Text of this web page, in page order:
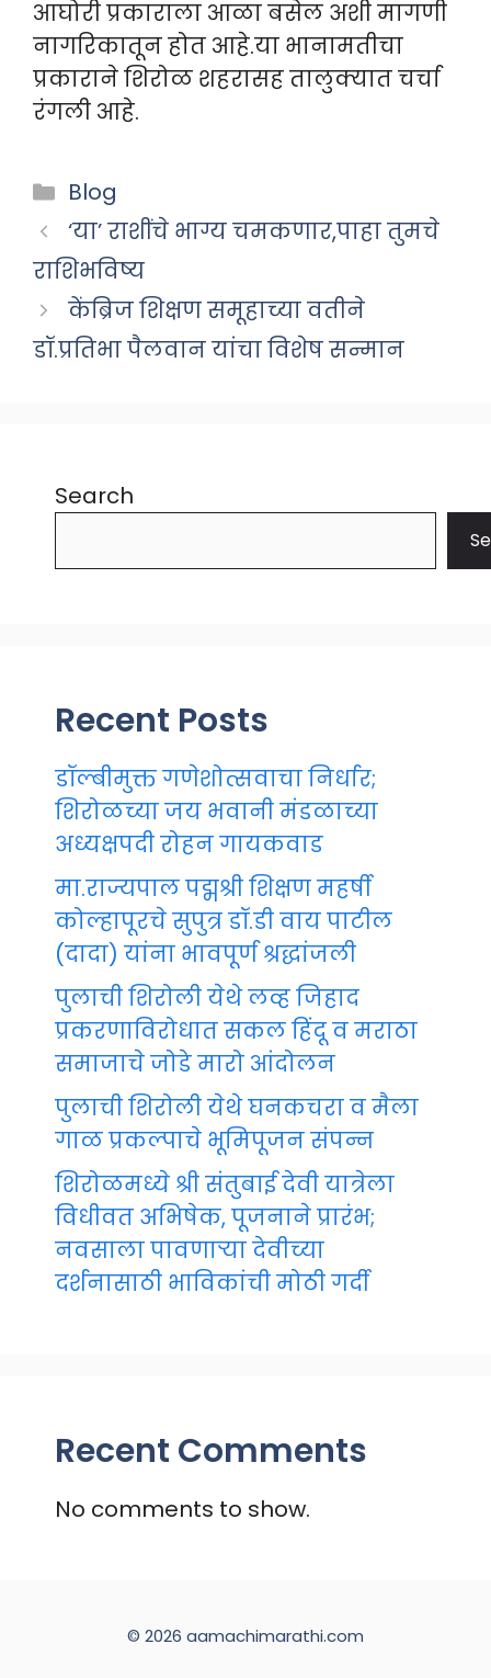
आघोरी प्रकाराला आळा बसेल अशी मागणी
नागरिकातून होत आहे.या भानामतीचा
प्रकाराने शिरोळ शहरासह तालुक्यात चर्चा
रंगली आहे.
Categories
Blog
‘या’ राशींचे भाग्य चमकणार,पाहा तुमचे
राशिभविष्य
केंब्रिज शिक्षण समूहाच्या वतीने
डॉ.प्रतिभा पैलवान यांचा विशेष सन्मान
Search
Recent Posts
डॉल्बीमुक्त गणेशोत्सवाचा निर्धार;
शिरोळच्या जय भवानी मंडळाच्या
अध्यक्षपदी रोहन गायकवाड
मा.राज्यपाल पद्मश्री शिक्षण महर्षी
कोल्हापूरचे सुपुत्र डॉ.डी वाय पाटील
(दादा) यांना भावपूर्ण श्रद्धांजली
पुलाची शिरोली येथे लव्ह जिहाद
प्रकरणाविरोधात सकल हिंदू व मराठा
समाजाचे जोडे मारो आंदोलन
पुलाची शिरोली येथे घनकचरा व मैला
गाळ प्रकल्पाचे भूमिपूजन संपन्न
शिरोळमध्ये श्री संतुबाई देवी यात्रेला
विधीवत अभिषेक, पूजनाने प्रारंभ;
नवसाला पावणाऱ्या देवीच्या
दर्शनासाठी भाविकांची मोठी गर्दी
Recent Comments
No comments to show.
© 2026 aamachimarathi.com